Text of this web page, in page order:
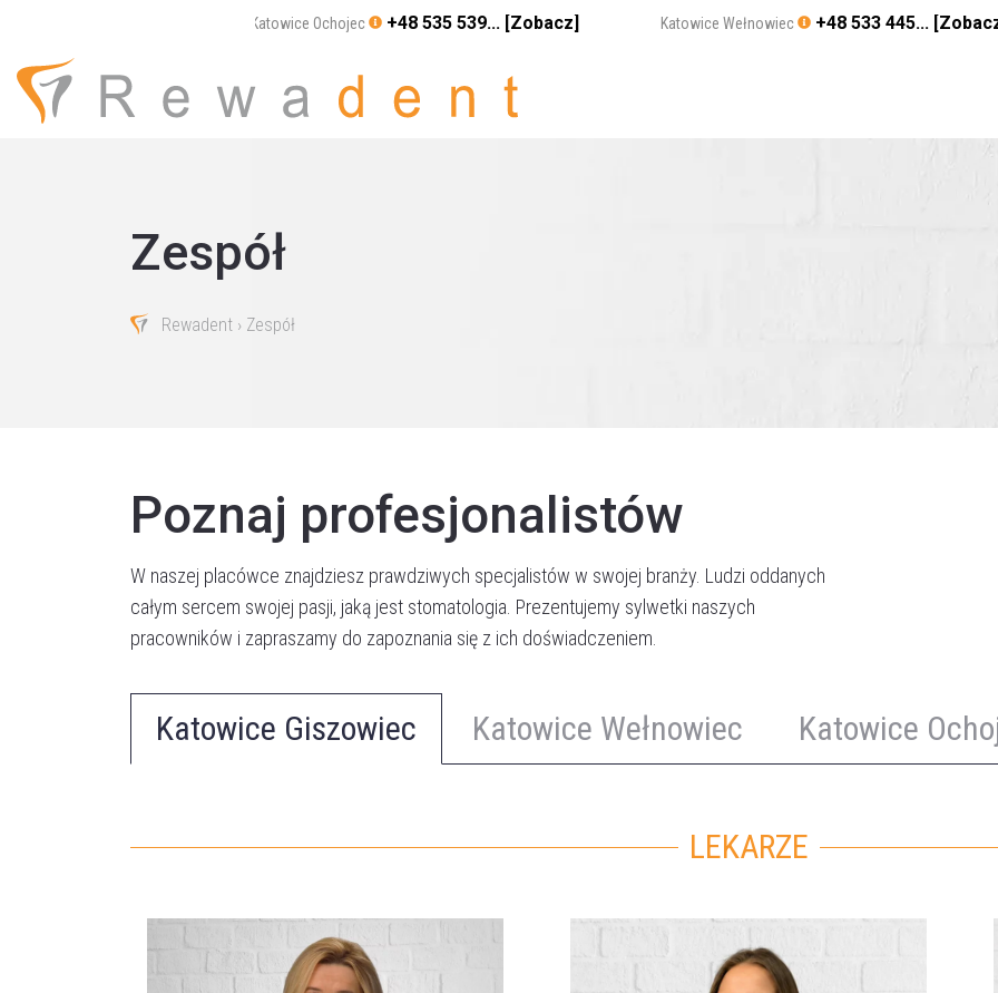
Katowice Wełnowiec +48 533 445...
Katowice Ochojec +48 535 539... [Zobacz]
Zespół
Rewadent › Zespół
Poznaj profesjonalistów
W naszej placówce znajdziesz prawdziwych specjalistów w swojej branży. Ludzi oddanych
całym sercem swojej pasji, jaką jest stomatologia. Prezentujemy sylwetki naszych
pracowników i zapraszamy do zapoznania się z ich doświadczeniem.
Katowice Giszowiec Katowice Wełnowiec Katowice
LEKARZE